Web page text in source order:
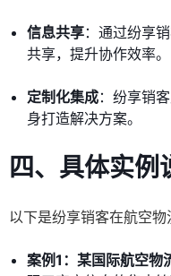
信息共享：通过纷享
共享，提升协作效率。
定制化集成：纷享销
身打造解决方案。
四、具体实例
以下是纷享销客在航空物
案例1：某国际航空物